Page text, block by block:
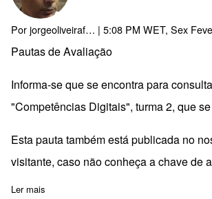
Porjorgeoliveiraf… | 5:08 PM WET, Sex
Pautas de Avaliação
Informa-se que se encontra para
"Competências Digitais", turma 2, que
Esta pauta também está publicada no
visitante, caso não conheça a chave de
Ler mais